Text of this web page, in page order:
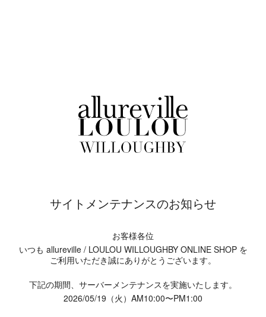
サイトメンテナンスのお知らせ
お客様各位
いつも allureville / LOULOU WILLOUGHBY ONLINE SHOP を
ご利用いただき誠にありがとうございます。
下記の期間、サーバーメンテナンスを実施いたします。
2026/05/19（火）AM10:00〜PM1:00